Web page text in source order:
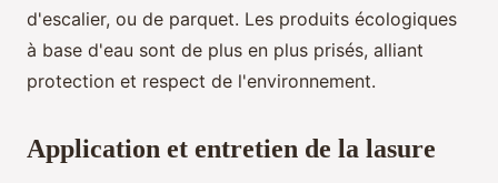
d'escalier, ou de parquet. Les produits écologiques
à base d'eau sont de plus en plus prisés, alliant
protection et respect de l'environnement.
Application et entretien de la lasure